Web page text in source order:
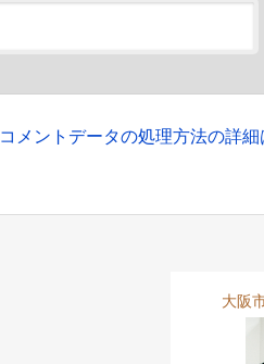
コメントデータの処理方法の詳細
大阪